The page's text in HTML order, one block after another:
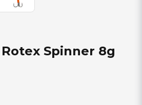
Spinner 8g